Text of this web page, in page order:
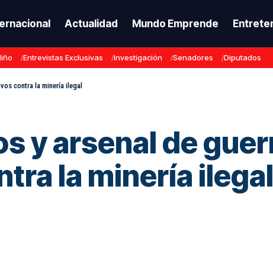
Actualidad Mundo Emprende
Entrevistas Exclusivas Investigación Senadores Diputados
contra la minería ilegal
y arsenal de
la minería ilegal